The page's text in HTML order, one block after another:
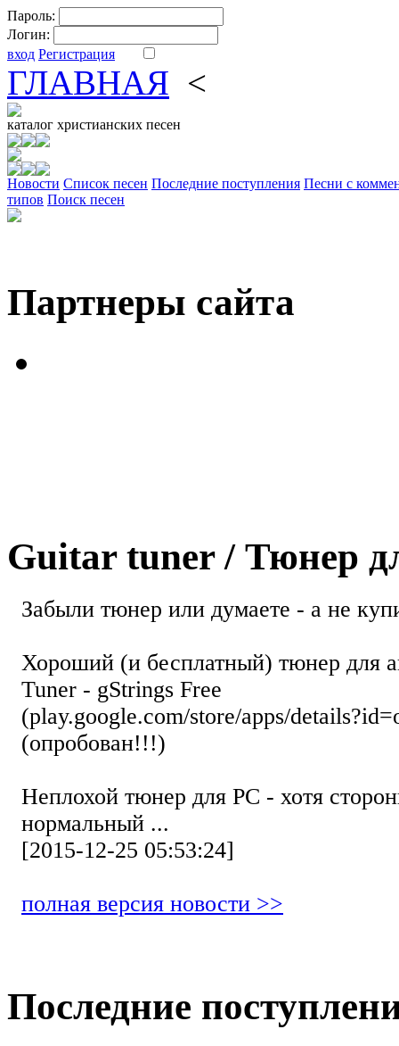
Пароль:
Логин:
вход Регистрация
ГЛАВНАЯ <
каталог христианских песен
Новости Cписок песен Последние поступления Песни с
типов Поиск песен
Партнеры сайта
Guitar tuner / Тюнер
Забыли тюнер или думаете - а не
Хороший (и бесплатный) тюнер для
Tuner - gStrings Free
(play.google.com/store/apps/
(опробован!!!)
Неплохой тюнер для РС - хотя
нормальный ...
[2015-12-25 05:53:24]
полная версия новости >>
Последние